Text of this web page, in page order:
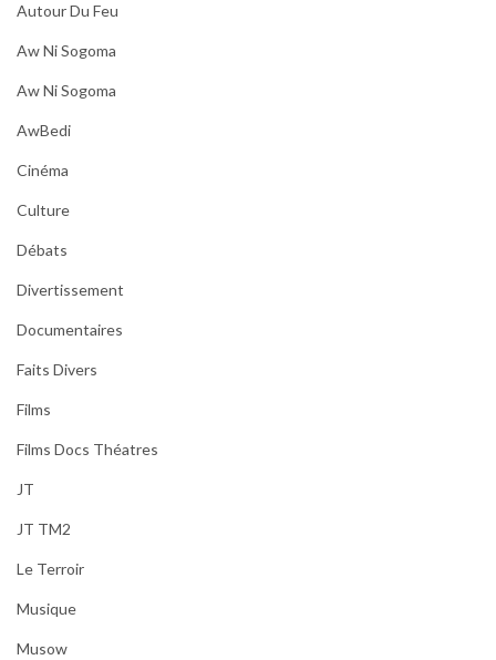
Autour Du Feu
Aw Ni Sogoma
Aw Ni Sogoma
AwBedi
Cinéma
Culture
Débats
Divertissement
Documentaires
Faits Divers
Films
Films Docs Théatres
JT
JT TM2
Le Terroir
Musique
Musow